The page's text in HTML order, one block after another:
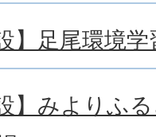
】足尾環境
】みよりふ